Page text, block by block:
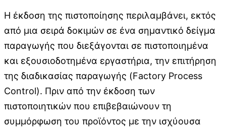
Η έκδοση της πιστοποίησης περιλαμβάνει, εκτός
από μια σειρά δοκιμών σε ένα σημαντικό δείγμα
παραγωγής που διεξάγονται σε πιστοποιημένα
και εξουσιοδοτημένα εργαστήρια, την επιτήρηση
της διαδικασίας παραγωγής (Factory Process
Control). Πριν από την έκδοση των
πιστοποιητικών που επιβεβαιώνουν τη
συμμόρφωση του προϊόντος με την ισχύουσα